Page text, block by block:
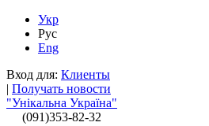
Укр
Рус
Eng
Вход для: Клиенты
| Получать новости
"Унікальна Україна"
(091)353-82-32